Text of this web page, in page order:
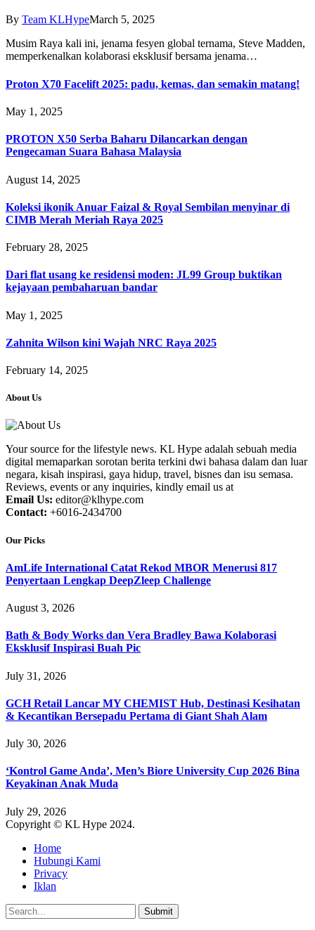
By Team KLHypeMarch 5, 2025
Musim Raya kali ini, jenama fesyen global ternama, Steve Madden,
memperkenalkan kolaborasi eksklusif bersama jenama…
Proton X70 Facelift 2025: padu, kemas, dan semakin matang!
May 1, 2025
PROTON X50 Serba Baharu Dilancarkan dengan
Pengecaman Suara Bahasa Malaysia
August 14, 2025
Koleksi ikonik Anuar Faizal & Royal Sembilan menyinar di
CIMB Merah Meriah Raya 2025
February 28, 2025
Dari flat usang ke residensi moden: JL99 Group buktikan
kejayaan pembaharuan bandar
May 1, 2025
Zahnita Wilson kini Wajah NRC Raya 2025
February 14, 2025
About Us
Your source for the lifestyle news. KL Hype adalah sebuah media
digital memaparkan sorotan berita terkini dwi bahasa dalam dan luar
negara, kisah inspirasi, gaya hidup, travel, bisnes dan isu semasa.
Reviews, events or any inquiries, kindly email us at
Email Us: editor@klhype.com
Contact: +6016-2434700
Our Picks
AmLife International Catat Rekod MBOR Menerusi 817
Penyertaan Lengkap DeepZleep Challenge
August 3, 2026
Bath & Body Works dan Vera Bradley Bawa Kolaborasi
Eksklusif Inspirasi Buah Pic
July 31, 2026
GCH Retail Lancar MY CHEMIST Hub, Destinasi Kesihatan
& Kecantikan Bersepadu Pertama di Giant Shah Alam
July 30, 2026
‘Kontrol Game Anda’, Men’s Biore University Cup 2026 Bina
Keyakinan Anak Muda
July 29, 2026
Copyright © KL Hype 2024.
Home
Hubungi Kami
Privacy
Iklan
Submit